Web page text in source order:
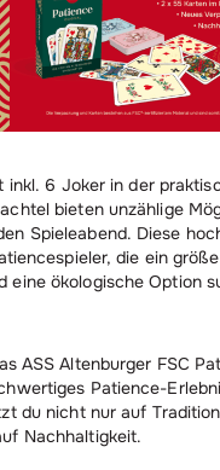
inkl. 6 Joker in der
bieten unzählige
Spieleabend. Diese
die ein
eine ökologische Option
ASS Altenburger FSC
Patience-
du nicht nur auf
Nachhaltigkeit.